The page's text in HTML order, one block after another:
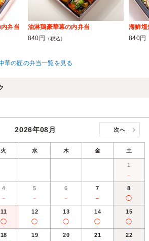
弁当
油淋鶏豪華幕の内弁当
840円
（税込）
海鮮塩
840円
華の匠の弁当一覧を見る
2026年08月 次へ
火 水 木 金 土
1
－
4
－
5
－
6
－
7
－
8
◯
11
◯
12
◯
13
◯
14
◯
15
◯
18 19 20 21 22